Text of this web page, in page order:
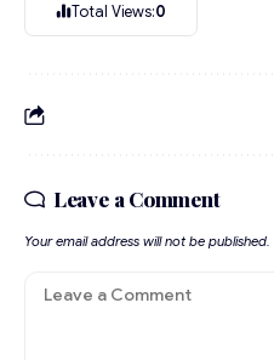
Total Views:0
Leave a Comment
Your email address will not be published.